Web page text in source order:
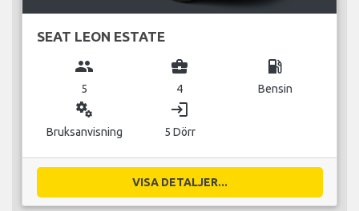
SEAT LEON ESTATE
group
5
business_center
4
local_gas_station
Bensin
miscellaneous_services
Bruksanvisning
login
5 Dörr
VISA DETALJER...